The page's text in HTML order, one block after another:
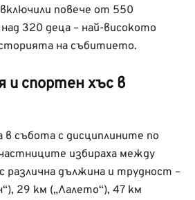
повече от 550
320 деца – най-високото
на събитието.
и спортен хъс в
в събота с дисциплините по
избираха между
различна дължина и трудност –
29 км („Лалето“), 47 км